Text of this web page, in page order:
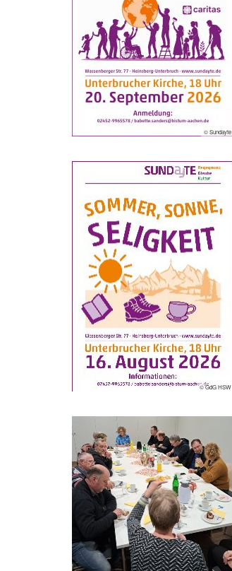
© Sundayte
© GdG HSW